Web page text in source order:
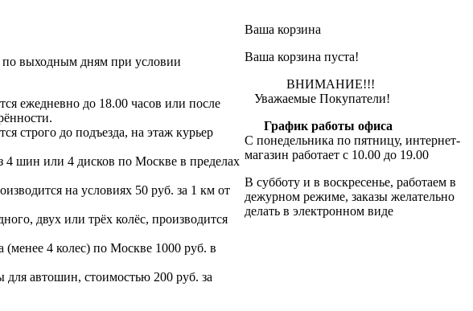
выходным дням при условии
ежедневно до 18.00 часов или после
строго до подъезда, на этаж курьер
4 шин или 4 дисков по Москве в пределах
на условиях 50 руб. за 1 км от
двух или трёх колёс, производится
(менее 4 колес) по Москве 1000 руб. в
для автошин, стоимостью 200 руб. за
Ваша корзина
Ваша корзина пуста!
ВНИМАНИЕ!!!
Уважаемые Покупатели!
График работы офиса
С понедельника по пятницу, интернет-
магазин работает с 10.00 до 19.00
В субботу и в воскресенье, работаем в
дежурном режиме, заказы желательно
делать в электронном виде